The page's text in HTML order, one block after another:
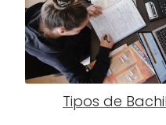
Tipos de